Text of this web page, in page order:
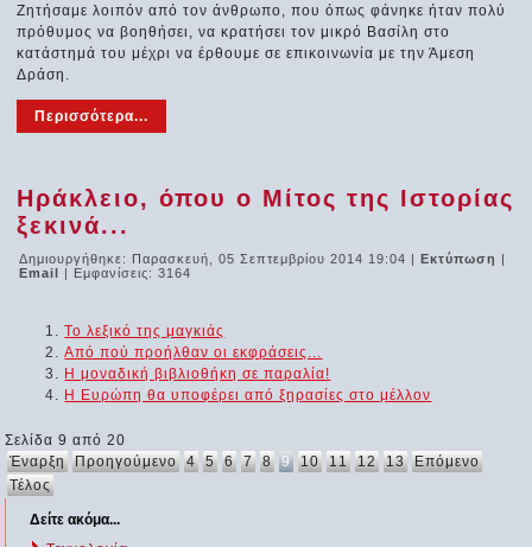
Ζητήσαμε λοιπόν από τον άνθρωπο, που όπως φάνηκε ήταν πολύ
πρόθυμος να βοηθήσει, να κρατήσει τον μικρό Βασίλη στο
κατάστημά του μέχρι να έρθουμε σε επικοινωνία με την Άμεση
Δράση.
Περισσότερα...
Ηράκλειο, όπου ο Μίτος της Ιστορίας
ξεκινά...
Δημιουργήθηκε: Παρασκευή, 05 Σεπτεμβρίου 2014 19:04 |Εκτύπωση |
Email | Εμφανίσεις: 3164
Το λεξικό της μαγκιάς
Από πού προήλθαν οι εκφράσεις...
Η μοναδική βιβλιοθήκη σε παραλία!
Η Ευρώπη θα υποφέρει από ξηρασίες στο μέλλον
Σελίδα 9 από 20
Έναρξη Προηγούμενο 4 5 6 7 8 9 10 11 12 13 Επόμενο
Τέλος
Δείτε ακόμα...